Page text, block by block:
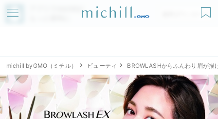
アプリでmichillが
無料ダウンロード
michill byGMO（ミチル） ビューティ BROWLASHからふんわり眉が描